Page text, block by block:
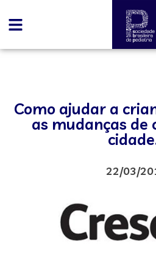
Como ajudar a
as mudanças de
22/03/